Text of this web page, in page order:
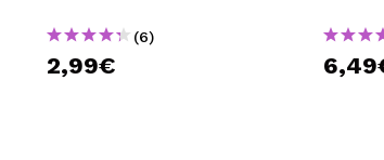
(6)
2,99€